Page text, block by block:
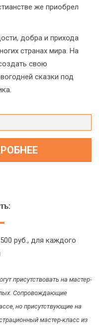
же приобрел
добра и прихода
странах мира. На
свою
сказки под
руб., для каждого
присутствовать на мастер-
Сопровождающие
но присутствующие на
мастер-класс из